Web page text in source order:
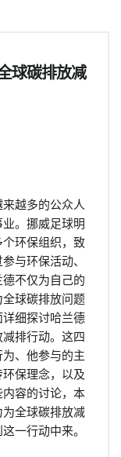
球碳排放减
越多的公众人
。挪威足球明
环保组织，致
与环保活动、
不仅为自己的
球碳排放问题
细探讨哈兰德
排行动。这四
、他参与的主
保理念，以及
容的讨论，本
全球碳排放减
一行动中来。